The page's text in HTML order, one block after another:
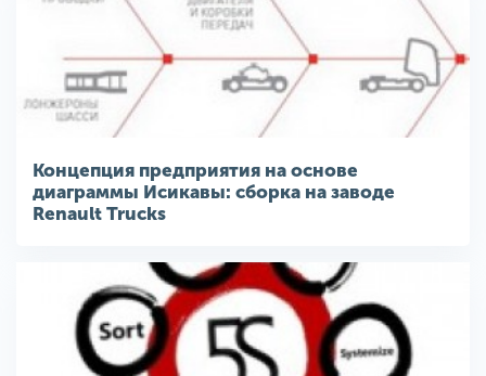
Концепция предприятия на основе
диаграммы Исикавы: сборка на заводе
Renault Trucks